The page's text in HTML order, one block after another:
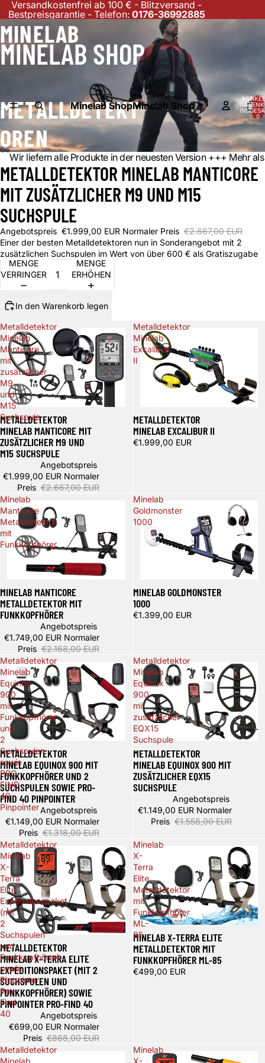
Versandkostenfrei ab 100 € - Blitzversand -
Bestpreisgarantie - Telefon: 0176-36992885
MINELAB SHOP
Minelab ShopMinelab Shop
0
MINELAB
METALLDETEKT
OREN
Wir liefern alle Produkte in der neuesten Version +++ Mehr
METALLDETEKTOR MINELAB MANTICORE
MIT ZUSÄTZLICHER M9 UND M15
SUCHSPULE
Angebotspreis €1.999,00 EUR Normaler Preis €2.667,00 EUR
Einer der besten Metalldetektoren nun in Sonderangebot mit 2
zusätzlichen Suchspulen im Wert von über 600 € als Gratiszugabe
MENGE
VERRINGERN
MENGE
ERHÖHEN
In den Warenkorb legen
Metalldetektor
Minelab
Manticore
mit
zusätzlicher
M9
und
M15
Suchspule
Spare 668,00 €
METALLDETEKTOR
MINELAB MANTICORE MIT
ZUSÄTZLICHER M9 UND
M15 SUCHSPULE
Angebotspreis
€1.999,00 EUR Normaler
Preis €2.667,00 EUR
Metalldetektor
Minelab
Excalibur
II
METALLDETEKTOR
MINELAB EXCALIBUR II
€1.999,00 EUR
Minelab
Manticore
Metalldetektor
mit
Funkkopfhörer
MINELAB MANTICORE
METALLDETEKTOR MIT
FUNKKOPFHÖRER
Angebotspreis
€1.749,00 EUR Normaler
Preis €2.168,00 EUR
Minelab
Goldmonster
1000
MINELAB GOLDMONSTER
1000
€1.399,00 EUR
Metalldetektor
Minelab
Equinox
900
mit
Funkkopfhörer
und
2
Suchspulen
sowie
PRO-
FIND
40
Pinpointer
Spare 169,00 €
METALLDETEKTOR
MINELAB EQUINOX 900 MIT
FUNKKOPFHÖRER UND 2
SUCHSPULEN SOWIE PRO-
FIND 40 PINPOINTER
Angebotspreis
€1.149,00 EUR Normaler
Preis €1.318,00 EUR
Metalldetektor
Minelab
Equinox
900
mit
zusätzlicher
EQX15
Suchspule
Spare 409,00 €
METALLDETEKTOR
MINELAB EQUINOX 900 MIT
ZUSÄTZLICHER EQX15
SUCHSPULE
Angebotspreis
€1.149,00 EUR Normaler
Preis €1.558,00 EUR
Metalldetektor
Minelab
X-
Terra
Elite
Expeditionspaket
(mit
2
Suchspulen
und
Funkkopfhörer)
sowie
Pinpointer
Pro-
Find
40
Spare 169,00 €
METALLDETEKTOR
MINELAB X-TERRA ELITE
EXPEDITIONSPAKET (MIT 2
SUCHSPULEN UND
FUNKKOPFHÖRER) SOWIE
PINPOINTER PRO-FIND 40
Angebotspreis
€699,00 EUR Normaler
Preis €868,00 EUR
Minelab
X-
Terra
Elite
Metalldetektor
mit
Funkkopfhörer
ML-
85Ausverkauft
MINELAB X-TERRA ELITE
METALLDETEKTOR MIT
FUNKKOPFHÖRER ML-85
€499,00 EUR
Metalldetektor
Minelab
Minelab
X-